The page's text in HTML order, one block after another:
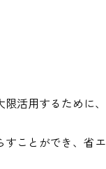
活用するために、
ことができ、省エ